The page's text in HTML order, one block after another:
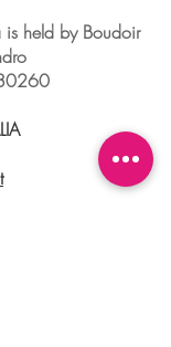
held by Boudoir